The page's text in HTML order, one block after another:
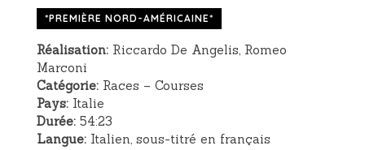
*PREMIÈRE NORD-AMÉRICAINE*
Réalisation: Riccardo De Angelis, Romeo
Marconi
Catégorie: Races – Courses
Pays: Italie
Durée: 54:23
Langue: Italien, sous-titré en français